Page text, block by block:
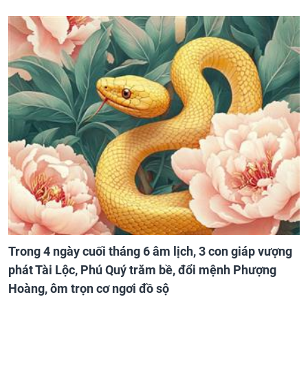
Trong 4 ngày cuối tháng 6 âm lịch, 3 con giáp vượng
phát Tài Lộc, Phú Quý trăm bề, đổi mệnh Phượng
Hoàng, ôm trọn cơ ngơi đồ sộ